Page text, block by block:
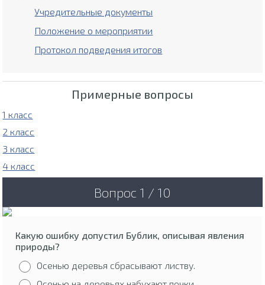
Учредительные документы
Положение о мероприятии
Протокол подведения итогов
Примерные вопросы
1 класс
2 класс
3 класс
4 класс
Вопрос 1 / 10
Какую ошибку допустил Бублик, описывая явления
природы?
Осенью деревья сбрасывают листву.